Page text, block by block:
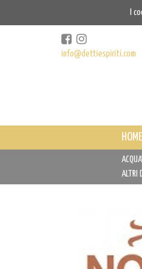
info@dettiespiriti.com
HOME
ALTRI
I